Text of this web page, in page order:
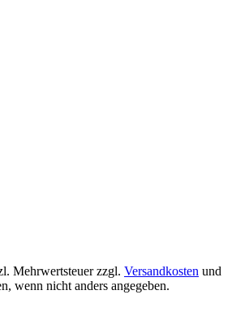
Mehrwertsteuer zzgl. Versandkosten und
wenn nicht anders angegeben.